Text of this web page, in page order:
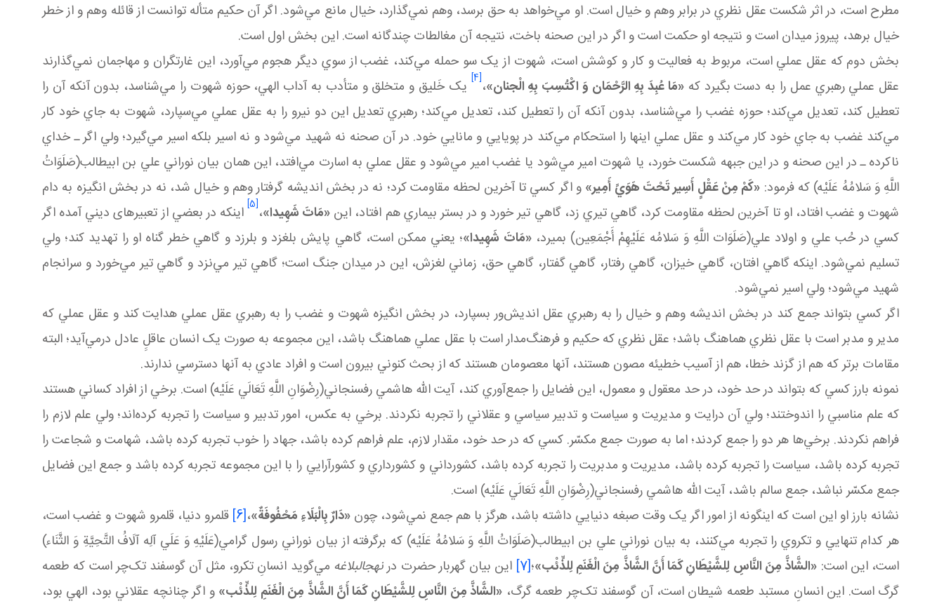
مطرح است، در اثر شکست عقل نظري در برابر وهم و خيال است. او مي‌خواهد به حق برسد، وهم نمي‌گذارد، خيال مانع مي‌شود. اگر آن حکيم متأله توانست از قائله وهم و از خطر
خيال برهد، پيروز ميدان است و نتيجه او حکمت است و اگر در اين صحنه باخت، نتيجه‌ آن مغالطات چندگانه است. اين بخش اول است.
بخش دوم که عقل عملي است، مربوط به فعاليت و کار و کوشش است، شهوت از يک سو حمله مي‌کند، غضب از سوي ديگر هجوم مي‌آورد، اين غارتگران و مهاجمان نمي‌گذارند
عقل عملي رهبري عمل را به دست بگيرد که «مَا عُبِدَ بِهِ الرَّحْمَان وَ اکْتُسِبَ بِهِ الْجنان»،[4] يک خَليق و متخلق و متأدب به آداب الهي، حوزه شهوت را مي‌شناسد، بدون آنکه آن را
تعطيل کند، تعديل مي‌کند؛ حوزه غضب را مي‌شناسد، بدون آنکه آن را تعطيل کند، تعديل مي‌کند؛ رهبري تعديل اين دو نيرو را به عقل عملي مي‌سپارد، شهوت به جاي خود کار
مي‌کند غضب به جاي خود کار مي‌کند و عقل عملي اينها را استحکام مي‌کند در پويايي و مانايي خود. در آن صحنه نه شهيد مي‌شود و نه اسير بلکه اسير مي‌گيرد؛ ولي اگر ـ خداي
ناکرده ـ در اين صحنه و در اين جبهه شکست خورد، يا شهوت امير مي‌شود يا غضب امير مي‌شود و عقل عملي به اسارت مي‌افتد، اين همان بيان نوراني علي بن ابي طالب(صَلَوَاتُ
اللَّهِ وَ سَلامُهُ عَلَيْه‏) که فرمود: «کَمْ مِنْ عَقْلٍ أَسِير تَحْتَ هَوَيً أَمِير» و اگر کسي تا آخرين لحظه مقاومت کرد؛ نه در بخش انديشه گرفتار وهم و خيال شد، نه در بخش انگيزه به دام
شهوت و غضب افتاد، او تا آخرين لحظه مقاومت کرد، گاهي تيري زد، گاهي تير خورد و در بستر بيماري هم افتاد، اين «مَاتَ شَهِيدا»،[5]اينکه در بعضي از تعبيرهای ديني آمده اگر
کسي در حُب علي و اولاد علي(صَلَوَات اللَّهِ وَ سَلامُه عَلَيْهِمْ أَجْمَعِين) بميرد،«مَاتَ شَهِيدا»؛ يعني ممکن است، گاهي پايش بلغزد و بلرزد و گاهي خطر گناه او را تهديد کند؛ ولي
تسليم نمي‌شود. اينکه گاهي افتان، گاهي خيزان، گاهي رفتار، گاهي گفتار، گاهي حق، زماني لغزش، اين در ميدان جنگ است؛ گاهي تير مي‌نزد و گاهي تير مي‌خورد و سرانجام
شهيد مي‌شود؛ ولي اسير نمي‌شود.
اگر کسي بتواند جمع کند در بخش انديشه وهم و خيال را به رهبري عقل انديش‌ور بسپارد، در بخش انگيزه شهوت و غضب را به رهبري عقل عملي هدايت کند و عقل عملي که
مدير و مدبر است با عقل نظري هماهنگ باشد؛ عقل نظري که حکيم و فرهنگ‌مدار است با عقل عملي هماهنگ باشد، اين مجموعه به صورت يک انسان عاقلِِ عادل در مي‌آيد؛ البته
مقامات برتر که هم از گزند خطا، هم از آسيب خطيئه مصون‌ هستند، آنها معصومان هستند که از بحث کنوني بيرون است و افراد عادي به آنها دسترسي ندارند.
نمونه بارز کسي که بتواند در حد خود، در حد معقول و معمول، اين فضايل را جمع‌آوري کند، آيت الله هاشمي رفسنجاني(رِضْوَانِ اللَّهِ تَعَالَي عَلَيْه‏) است. برخي از افراد کساني هستند
که علم مناسبي را اندوختند؛ ولي آن درايت و مديريت و سياست و تدبير سياسي و عقلاني را تجربه نکردند. برخي به عکس، امور تدبير و سياست را تجربه کرده‌اند؛ ولي علم لازم را
فراهم نکردند. برخي‌ها هر دو را جمع کردند؛ اما به صورت جمع مکسّر. کسي که در حد خود، مقدار لازم، علم فراهم کرده باشد، جهاد را خوب تجربه کرده باشد، شهامت و شجاعت را
تجربه کرده باشد، سياست را تجربه کرده باشد، مديريت و مدبريت را تجربه کرده باشد، کشورداني و کشورداري و کشورآرايي را با اين مجموعه تجربه کرده باشد و جمع اين فضايل
جمع مکسّر نباشد، جمع سالم باشد، آيت الله هاشمي رفسنجاني(رِضْوَانِ اللَّهِ تَعَالَي عَلَيْه‏) است.
نشانه بارز او اين است که اين گونه از امور اگر يک وقت صبغه دنيايي داشته باشد، هرگز با هم جمع نمي‌شود، چون «دَارٌ بِالْبَلَاءِ مَحْفُوفَةٌ»،[6] قلمرو دنيا، قلمرو شهوت و غضب است،
هر کدام تنهايي و تک روي را تجربه مي‌کنند، به بيان نوراني علي بن ابي طالب(صَلَوَاتُ اللَّهِ وَ سَلامُهُ عَلَيْه‏) که برگرفته از بيان نوراني رسول گرامي(عَلَيْهِ وَ عَلَي آلِه ‏آلَافُ التَّحِيَّةِ وَ الثَّنَاء)
است، اين است: «الشَّاذَّ مِنَ النَّاسِ لِلشَّيْطَانِ كَمَا أَنَّ الشَّاذَّ مِنَ الْغَنَمِ لِلذِّئْب‏»؛[7] اين بيان گهربار حضرت درنهج البلاغه مي‌گويد انسانِ تک رو، مثل آن گوسفند تک‌چر است که طعمه
گرگ است. اين انسانِ مستبد طعمه شيطان است، آن گوسفند تک‌چر طعمه گرگ، «الشَّاذَّ مِنَ النَّاسِ لِلشَّيْطَانِ كَمَا أَنَّ الشَّاذَّ مِنَ الْغَنَمِ لِلذِّئْب‏» و اگر چنانچه عقلاني بود، الهي بود،